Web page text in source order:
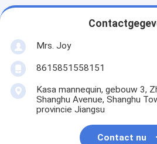
Mrs. Joy
8615851558151
Kasa mannequin, gebouw 3,
Shanghu Avenue, Shanghu
provincie Jiangsu
Contact nu